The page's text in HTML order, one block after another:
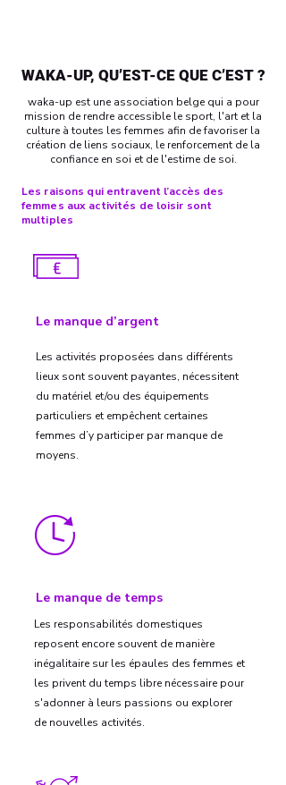
WAKA-UP, QU’EST-CE QUE C’EST ?
waka-up est une association belge qui a pour
mission de rendre accessible le sport, l'art et la
culture à toutes les femmes afin de favoriser la
création de liens sociaux, le renforcement de la
confiance en soi et de l'estime de soi.
Les raisons qui entravent l’accès des
femmes aux activités de loisir sont
multiples
Le manque d’argent
Les activités proposées dans différents
lieux sont souvent payantes, nécessitent
du matériel et/ou des équipements
particuliers et empêchent certaines
femmes d’y participer par manque de
moyens.
Le manque de temps
Les responsabilités domestiques
reposent encore souvent de manière
inégalitaire sur les épaules des femmes et
les privent du temps libre nécessaire pour
s'adonner à leurs passions ou explorer
de nouvelles activités.